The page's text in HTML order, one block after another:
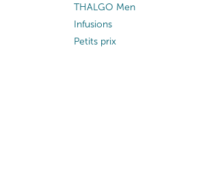
THALGO Men
Infusions
Petits prix